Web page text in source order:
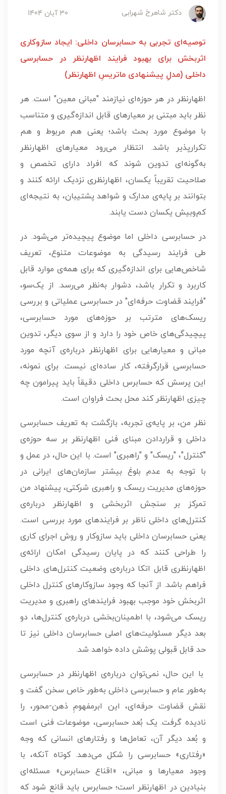
دکتر شاهرخ شهرابی 30 آبان 1404
توصیه‌ای تجربی به حسابرسان داخلی: ایجاد سازوکاری
اثربخش برای بهبود فرایند اظهارنظر در حسابرسی
داخلی (مدلِ پیشنهادی ماتریسِ اظهارنظر)
اظهارنظر در هر حوزه‌ای نیازمند "مبانی معین" است. هر
نظر باید مبتنی بر معیارهای قابل اندازه‌گیری و متناسب
با موضوع مورد بحث باشد؛ یعنی هم مربوط و هم
تکرارپذیر باشد. انتظار می‌رود معیارهای اظهارنظر
به‌گونه‌ای تدوین شوند که افراد دارای تخصص و
صلاحیت تقریباً یکسان، اظهارنظری نزدیک ارائه کنند و
بتوانند بر پایه‌ی مدارک و شواهد پشتیبان، به نتیجه‌ای
کم‌وبیش یکسان دست یابند.
در حسابرسی داخلی اما موضوع پیچیده‌تر می‌شود. در
طی فرایند رسیدگی به موضوعات متنوع، تعریف
شاخص‌هایی برای اندازه‌گیری که برای همه‌ی موارد قابل
کاربرد و تکرار باشد، دشوار به‌نظر می‌رسد. از یک‌سو،
"فرایند قضاوت حرفه‌ای" در حسابرسی عملیاتی و بررسی
ریسک‌های مترتب بر حوزه‌های مورد حسابرسی،
پیچیدگی‌های خاص خود را دارد و از سوی دیگر، تدوین
مبانی و معیارهایی برای اظهارنظر درباره‌ی آنچه مورد
حسابرسی قرارگرفته، کار ساده‌ای نیست. برای نمونه،
این پرسش که حسابرس داخلی دقیقاً باید پیرامون چه
چیزی اظهارنظر کند محل بحث فراوان است.
نظر من، بر پایه‌ی تجربه، بازگشت به تعریف حسابرسی
داخلی و قراردادن مبنای فنی اظهارنظر بر سه حوزه‌ی
"کنترل"، "ریسک" و "راهبری" است. با این حال، در عمل و
با توجه به عدم بلوغ بیشتر سازمان‌های ایرانی در
حوزه‌های مدیریت ریسک و راهبری شرکتی، پیشنهاد من
تمرکز بر سنجش اثربخشی و اظهارنظر درباره‌ی
کنترل‌های داخلی ناظر بر فرایندهای مورد بررسی است.
یعنی حسابرسان داخلی باید سازوکار و روش اجرای کاری
را طراحی کنند که در پایان رسیدگی امکان ارائه‌ی
اظهارنظری قابل اتکا درباره‌ی وضعیت کنترل‌های داخلی
فراهم باشد. از آنجا که وجود سازوکارهای کنترل داخلی
اثربخش خود موجب بهبود فرایندهای راهبری و مدیریت
ریسک می‌شود، با اطمینان‌بخشی درباره‌ی کنترل‌ها، دو
بعد دیگر مسئولیت‌های اصلی حسابرسان داخلی نیز تا
حد قابل قبولی پوشش داده خواهد شد.
با این حال، نمی‌توان درباره‌ی اظهارنظر در حسابرسی
به‌طور عام و حسابرسی داخلی به‌طور خاص سخن گفت و
نقش قضاوت حرفه‌ای، این ابرمفهومِ ذهن-محور، را
نادیده گرفت. یک بُعد حسابرسی، موضوعات فنی است
و بُعد دیگر آن، تعامل‌ها و رفتارهای انسانی که وجه
«رفتاری» حسابرسی را شکل می‌دهد. کوتاه آنکه، با
وجود معیارها و مبانی، «اقناع حسابرس» مسئله‌ای
بنیادین در اظهارنظر است؛ حسابرس باید قانع شود که